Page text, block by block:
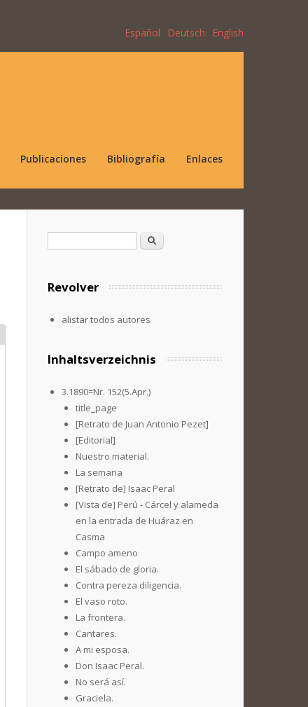
Español Deutsch English
Publicaciones Bibliografía Enlaces
Formulario de búsqueda
Buscar
Revolver
alistar todos autores
Inhaltsverzeichnis
3.1890=Nr. 152(5.Apr.)
title_page
[Retrato de Juan Antonio Pezet]
[Editorial]
Nuestro material.
La semana
[Retrato de] Isaac Peral
[Vista de] Perú - Cárcel y alameda
en la entrada de Huáraz en
Casma
Campo ameno
El sábado de gloria.
Contra pereza diligencia.
El vaso roto.
La frontera.
Cantares.
A mi esposa.
Don Isaac Peral.
No será así.
Graciela.